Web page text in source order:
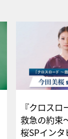
『クロス
救急の約束
桜SPイ